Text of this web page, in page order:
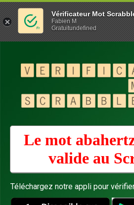
Le mot
valide au
Téléchargez notre appli pour
Vérificateur Mot
Fabien M
Gratuitundefined